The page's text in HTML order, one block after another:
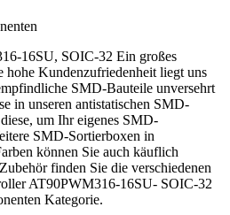
16SU, SOIC-32 Ein großes
hohe Kundenzufriedenheit liegt uns
SMD-Bauteile unversehrt
in unseren antistatischen SMD-
um Ihr eigenes SMD-
SMD-Sortierboxen in
können Sie auch käuflich
finden Sie die verschiedenen
AT90PWM316-16SU- SOIC-32
Kategorie.